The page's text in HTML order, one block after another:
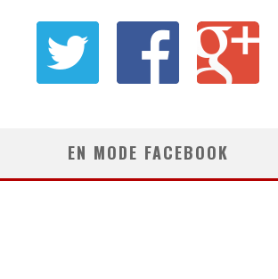
EN MODE FACEBOOK